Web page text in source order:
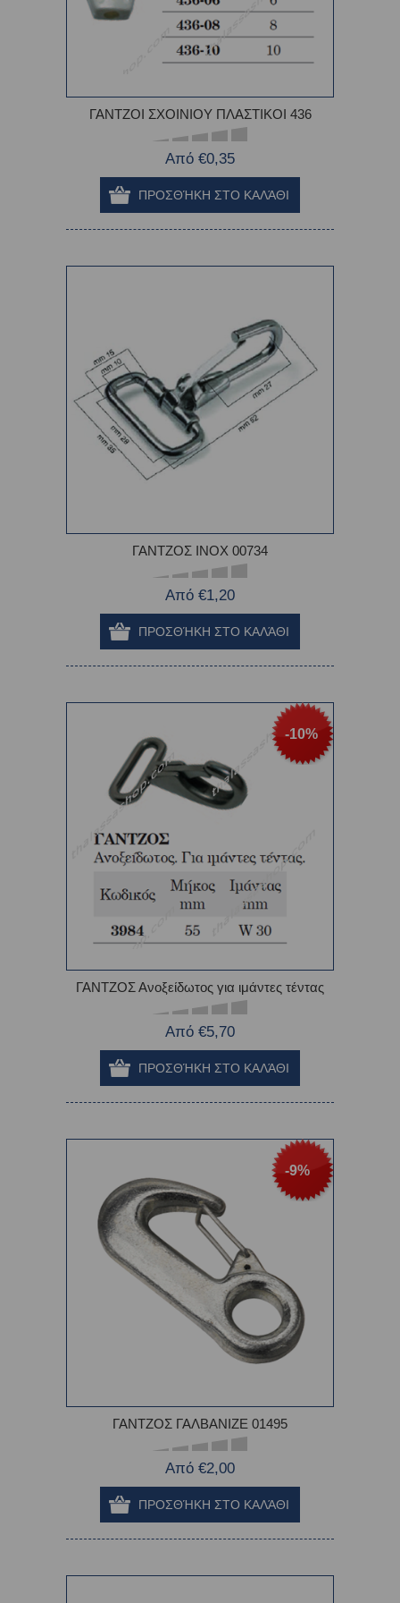
ΓΑΝΤΖΟΙ ΣΧΟΙΝΙΟΥ ΠΛΑΣΤΙΚΟΙ 436
Από €0,35
ΓΑΝΤΖΟΣ INOX 00734
Από €1,20
-10%
ΓΑΝΤΖΟΣ Ανοξείδωτος για ιμάντες τέντας
Από €5,70
-9%
ΓΑΝΤΖΟΣ ΓΑΛΒΑΝΙΖΕ 01495
Από €2,00